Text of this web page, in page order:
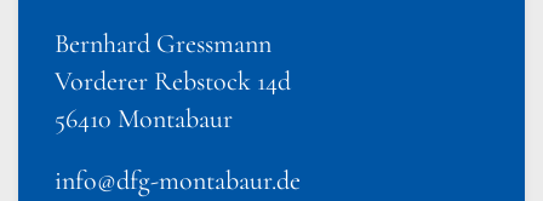
Bernhard Gressmann
Vorderer Rebstock 14d
56410 Montabaur
info@dfg-montabaur.de